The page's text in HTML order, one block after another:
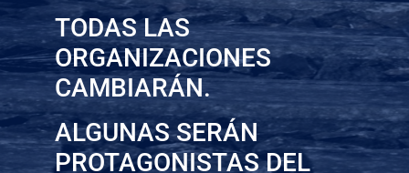
TODAS LAS
ORGANIZACIONES
CAMBIARÁN.
ALGUNAS SERÁN
PROTAGONISTAS DEL